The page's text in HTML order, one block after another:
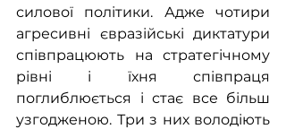
силової політики. Адже чотири
агресивні євразійські диктатури
співпрацюють на стратегічному
рівні і їхня співпраця
поглиблюється і стає все більш
узгодженою. Три з них володіють